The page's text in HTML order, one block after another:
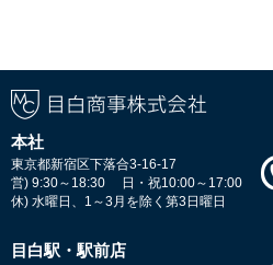
本社
東京都新宿区下落合3-16-17
営) 9:30～18:30 日・祝10:00～17:00
休) 水曜日、1～3月を除く第3日曜日
目白駅・駅前店